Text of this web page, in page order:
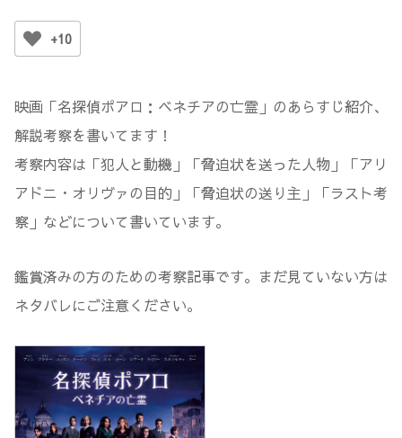
+10
映画「名探偵ポアロ：ベネチアの亡霊」のあらすじ紹介、
解説考察を書いてます！
考察内容は「犯人と動機」「脅迫状を送った人物」「アリ
アドニ・オリヴァの目的」「脅迫状の送り主」「ラスト考
察」などについて書いています。
鑑賞済みの方のための考察記事です。まだ見ていない方は
ネタバレにご注意ください。